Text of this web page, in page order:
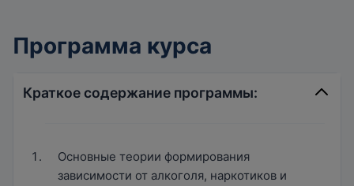
Программа курса
Краткое содержание программы:
Основные теории формирования
зависимости от алкоголя, наркотиков и